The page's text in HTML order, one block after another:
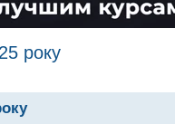
року